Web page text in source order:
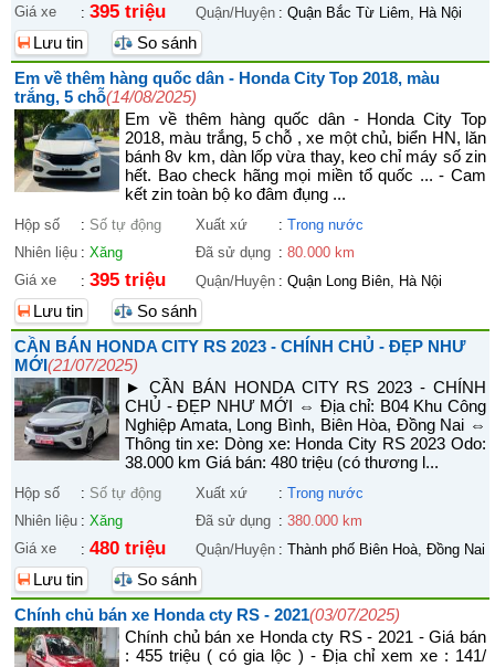
Giá xe
: 395 triệu Quận/Huyện : Quận Bắc Từ Liêm, Hà Nội
Lưu tin
So sánh
Em về thêm hàng quốc dân - Honda City Top 2018, màu
trắng, 5 chỗ(14/08/2025)
Em về thêm hàng quốc dân - Honda City Top
2018, màu trắng, 5 chỗ , xe một chủ, biển HN, lăn
bánh 8v km, dàn lốp vừa thay, keo chỉ máy số zin
hết. Bao check hãng mọi miền tổ quốc ... - Cam
kết zin toàn bộ ko đâm đụng ...
Hộp số : Số tự động Xuất xứ : Trong nước
Nhiên liệu : Xăng Đã sử dụng : 80.000 km
Giá xe
: 395 triệu Quận/Huyện : Quận Long Biên, Hà Nội
Lưu tin
So sánh
CẦN BÁN HONDA CITY RS 2023 - CHÍNH CHỦ - ĐẸP NHƯ
MỚI(21/07/2025)
► CẦN BÁN HONDA CITY RS 2023 - CHÍNH
CHỦ - ĐẸP NHƯ MỚI ⇔ Địa chỉ: B04 Khu Công
Nghiệp Amata, Long Bình, Biên Hòa, Đồng Nai ⇔
Thông tin xe: Dòng xe: Honda City RS 2023 Odo:
38.000 km Giá bán: 480 triệu (có thương l...
Hộp số : Số tự động Xuất xứ : Trong nước
Nhiên liệu : Xăng Đã sử dụng : 380.000 km
Giá xe
: 480 triệu Quận/Huyện : Thành phố Biên Hoà, Đồng Nai
Lưu tin
So sánh
Chính chủ bán xe Honda cty RS - 2021(03/07/2025)
Chính chủ bán xe Honda cty RS - 2021 - Giá bán
: 455 triệu ( có gia lộc ) - Địa chỉ xem xe : 141/